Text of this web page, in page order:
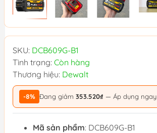
SKU: DCB609G-B1
Tình trạng: Còn hàng
Thương hiệu: Dewalt
-8% Đang giảm 353.520₫ — Áp dụng ngay
Mã sản phẩm: DCB609G-B1